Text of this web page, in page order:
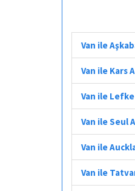
Van ile
Van ile Kars
Van ile
Van ile Seul
Van ile
Van ile